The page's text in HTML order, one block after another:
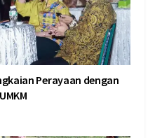
Perayaan dengan